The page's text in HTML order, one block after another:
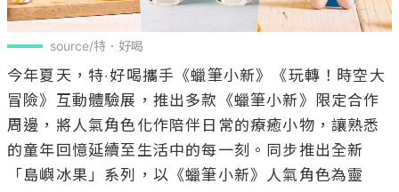
source/特．好喝
今年夏天，特‧好喝攜手《蠟筆小新》《玩轉！時空大
冒險》互動體驗展，推出多款《蠟筆小新》限定合作
周邊，將人氣角色化作陪伴日常的療癒小物，讓熟悉
的童年回憶延續至生活中的每一刻。同步推出全新
「島嶼冰果」系列，以《蠟筆小新》人氣角色為靈